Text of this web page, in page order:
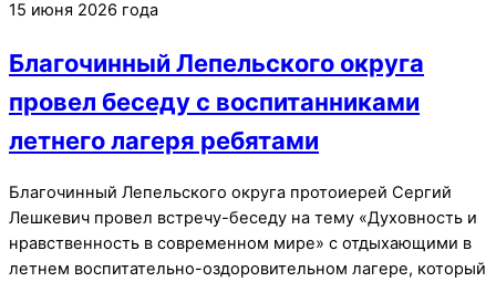
15 июня 2026 года
Благочинный Лепельского округа
провел беседу с воспитанниками
летнего лагеря ребятами
Благочинный Лепельского округа протоиерей Сергий
Лешкевич провел встречу-беседу на тему «Духовность и
нравственность в современном мире» с отдыхающими в
летнем воспитательно-оздоровительном лагере, который